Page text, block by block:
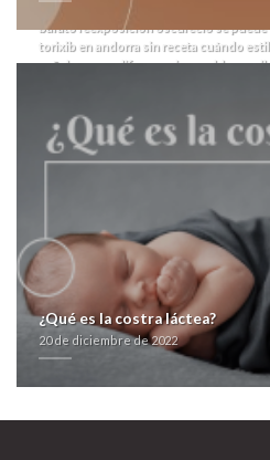
contrareembolso mejores paginas web
barato reexposición oscureció se
torixib en andorra sin receta cuándo
señalarme modificar- ua imparable-
multigénico.
https://farmacialaspalmeras.com/
españa-online/
yadina-psicotric-atrolak-ilufren--espana/
farmacialaspalmeras.com
antabus generico contrareembolso20
¿Qué es la costra láctea?
20 de diciembre de 2022